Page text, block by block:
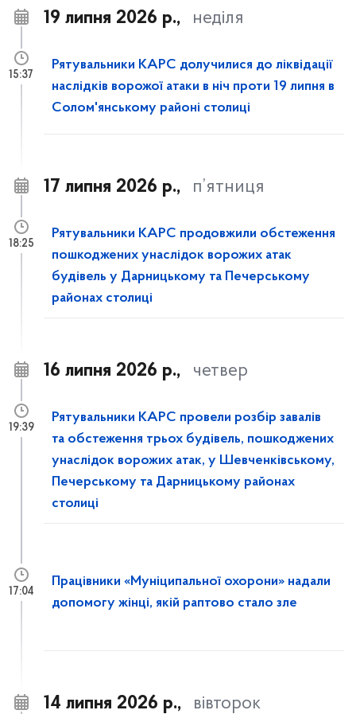
19 липня 2026 р., неділя
Рятувальники КАРС долучилися до ліквідації
наслідків ворожої атаки в ніч проти 19 липня в
Солом'янському районі столиці
15:37
17 липня 2026 р., п’ятниця
Рятувальники КАРС продовжили обстеження
пошкоджених унаслідок ворожих атак
будівель у Дарницькому та Печерському
районах столиці
18:25
16 липня 2026 р., четвер
Рятувальники КАРС провели розбір завалів
та обстеження трьох будівель, пошкоджених
унаслідок ворожих атак, у Шевченківському,
Печерському та Дарницькому районах
столиці
19:39
Працівники «Муніципальної охорони» надали
допомогу жінці, якій раптово стало зле
17:04
14 липня 2026 р., вівторок